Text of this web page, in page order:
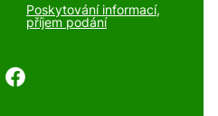
Poskytování informací,
příjem podání